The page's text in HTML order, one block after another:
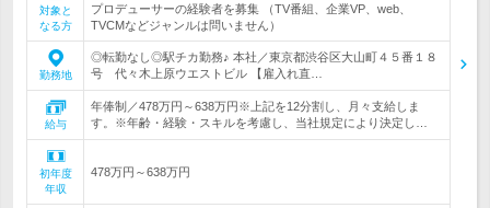
対象と
なる方
プロデューサーの経験者を募集 （TV番組、企業VP、web、
TVCMなどジャンルは問いません）
勤務地
◎転勤なし◎駅チカ勤務♪ 本社／東京都渋谷区大山町４５番１８
号 代々木上原ウエストビル 【雇入れ直…
給与
年俸制／478万円～638万円※上記を12分割し、月々支給しま
す。※年齢・経験・スキルを考慮し、当社規定により決定し…
初年度
年収
478万円～638万円